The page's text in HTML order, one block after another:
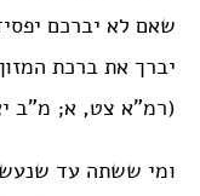
שאם לא יברכם
יברך את ברכת
(רמ”א צט, א; מ”ב
ומי ששתה עד